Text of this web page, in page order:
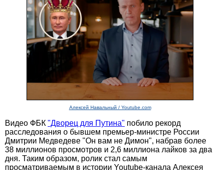
Алексей Навальный / Youtube.com
Видео ФБК "Дворец для Путина" побило рекорд
расследования о бывшем премьер-министре России
Дмитрии Медведеве "Он вам не Димон", набрав более
38 миллионов просмотров и 2,6 миллиона лайков за два
дня. Таким образом, ролик стал самым
просматриваемым в истории Youtube-канала Алексея